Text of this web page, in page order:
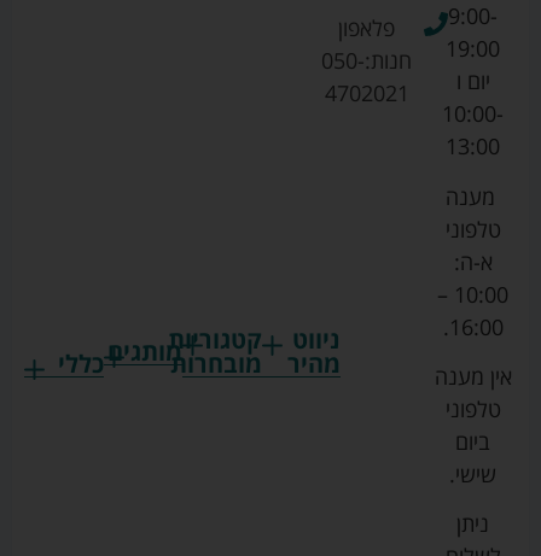
ניווט
מהיר
קטגוריות
מובחרותמותגים
גרקו
כללי
פלאפון
חנות:050-
4702021
9:00-
19:00
יום ו
10:00-
13:00
מענה
טלפוני
א-ה:
10:00 –
16:00.
אין מענה
טלפוני
ביום
שישי.
ניתן